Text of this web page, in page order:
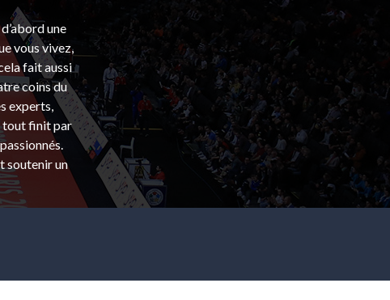
une
vous vivez,
fait aussi
coins du
experts,
tout finit par
soutenir un